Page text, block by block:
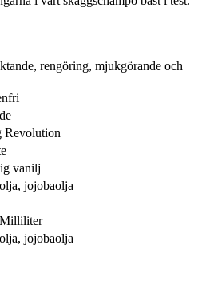
rengöring, mjukgörande och
Revolution
vanilj
jojobaolja
jojobaolja